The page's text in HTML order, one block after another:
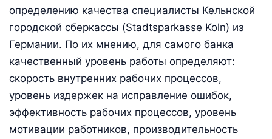
определению качества специалисты Кельнской
городской сберкассы (Stadtsparkasse Koln) из
Германии. По их мнению, для самого банка
качественный уровень работы определяют:
скорость внутренних рабочих процессов,
уровень издержек на исправление ошибок,
эффективность рабочих процессов, уровень
мотивации работников, производительность